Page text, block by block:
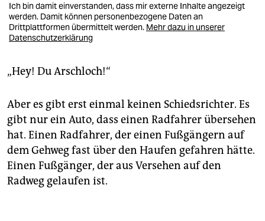
Ich bin damit einverstanden, dass mir externe Inhalte angezeigt
werden. Damit können personenbezogene Daten an
Drittplattformen übermittelt werden. Mehr dazu in unserer
Datenschutzerklärung
„Hey! Du Arschloch!“
Aber es gibt erst einmal keinen Schiedsrichter. Es
gibt nur ein Auto, dass einen Radfahrer übersehen
hat. Einen Radfahrer, der einen Fußgängern auf
dem Gehweg fast über den Haufen gefahren hätte.
Einen Fußgänger, der aus Versehen auf den
Radweg gelaufen ist.